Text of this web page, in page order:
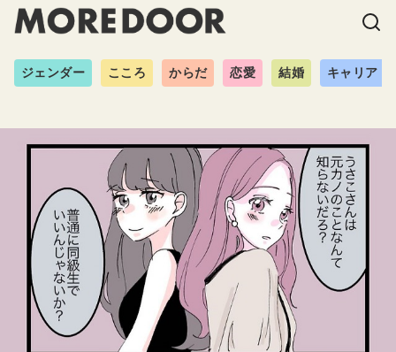
ジェンダー こころ からだ 恋愛 結婚 キャリア